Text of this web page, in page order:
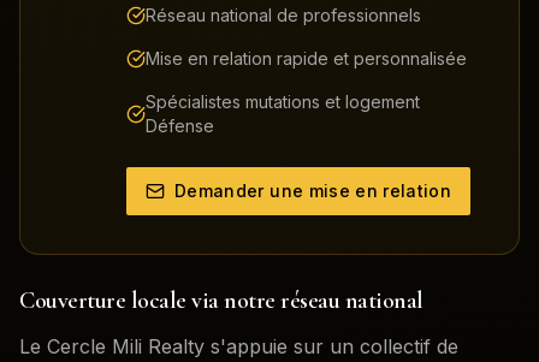
Réseau national de professionnels
Mise en relation rapide et personnalisée
Spécialistes mutations et logement
Défense
Demander une mise en relation
Couverture locale via notre réseau national
Le Cercle Mili Realty s'appuie sur un collectif de